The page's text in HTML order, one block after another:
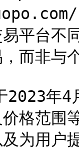
平台不
而非与
年4
格范围
为用户